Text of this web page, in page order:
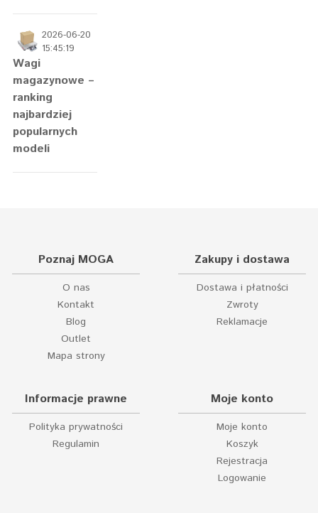
2026-06-20
15:45:19
Wagi
magazynowe –
ranking
najbardziej
popularnych
modeli
Poznaj MOGA
O nas
Kontakt
Blog
Outlet
Mapa strony
Zakupy i dostawa
Dostawa i płatności
Zwroty
Reklamacje
Informacje prawne
Polityka prywatności
Regulamin
Moje konto
Moje konto
Koszyk
Rejestracja
Logowanie